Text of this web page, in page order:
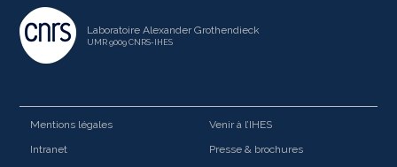
Laboratoire Alexander Grothendieck
UMR 9009 CNRS-IHES
Mentions légales
Venir à l’IHES
Intranet
Presse & brochures